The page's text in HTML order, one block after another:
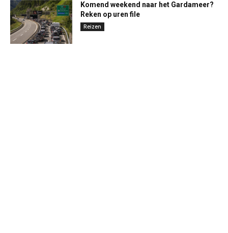
Komend weekend naar het Gardameer?
Reken op uren file
Reizen